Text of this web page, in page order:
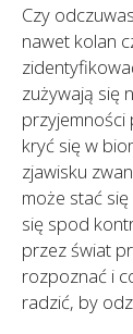
Czy
nawet kolan
zużywają się
kryć się w
zjawisku
może stać
się spod
przez świat
rozpoznać i
radzić, by